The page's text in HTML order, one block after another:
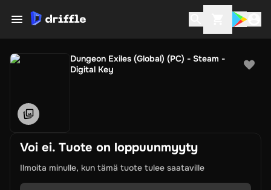
Dungeon Exiles (Global) (PC) - Steam -
Digital Key
Voi ei. Tuote on loppuunmyyty
Ilmoita minulle, kun tämä tuote tulee saataville